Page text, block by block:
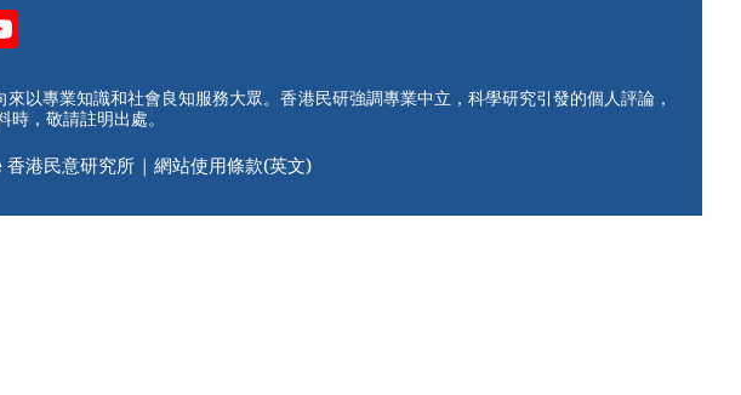
以專業知識和社會良知服務大眾。香港民研強調專業中立，科學研究引發的個人評論，
，敬請註明出處。
港民意研究所 | 網站使用條款(英文)